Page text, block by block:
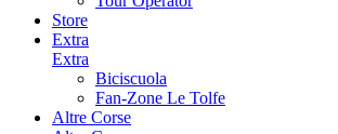
Store
Extra
Extra
Biciscuola
Fan-Zone Le Tolfe
Altre Corse